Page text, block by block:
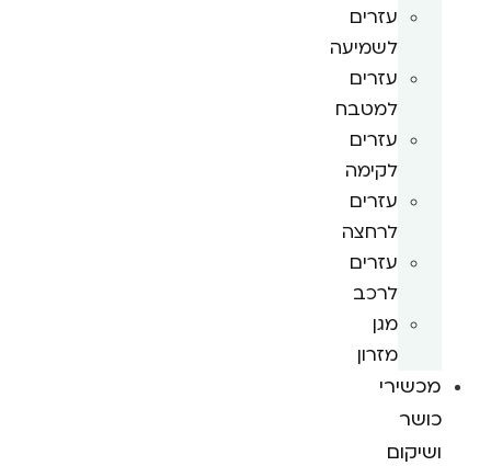
עזרים
לשמיעה
עזרים
למטבח
עזרים
לקימה
עזרים
לרחצה
עזרים
לרכב
מגן
מזרון
מכשירי
כושר
ושיקום